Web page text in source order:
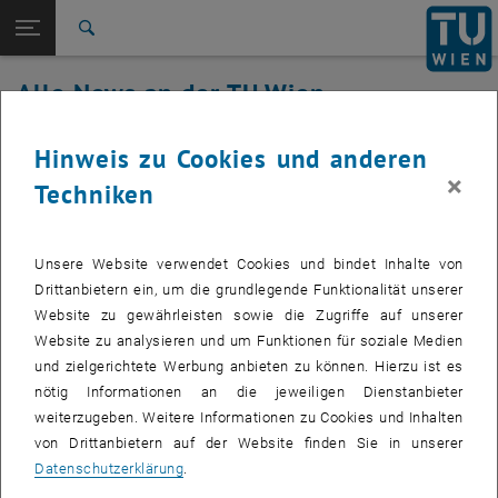
TU Login
Quicklinks
Quicklinks-Menü umschalten
Studium
International
Zur 1. Menü Ebene
Alle News
Zurück: Subseiten von TU Wien Startseite auflisten
Zurück zur letzten Ebene:
TU Wien Startseite
Alle News an der TU Wien
27. Juni 2019
NI LabVIEW 2018 Fall für
Erstellt vonSimon Bernhard
Die neue Produktversion steht allen registrierten
Lizenznehmern ab sofort auf dem Software Server -
swd.tuwien.ac.at - zur Verfügung.
Hinweis zu Cookies und anderen
Techniken
×
Unsere Website verwendet Cookies und bindet Inhalte von
Drittanbietern ein, um die grundlegende Funktionalität unserer
Website zu gewährleisten sowie die Zugriffe auf unserer
Website zu analysieren und um Funktionen für soziale Medien
und zielgerichtete Werbung anbieten zu können. Hierzu ist es
nötig Informationen an die jeweiligen Dienstanbieter
weiterzugeben. Weitere Informationen zu Cookies und Inhalten
von Drittanbietern auf der Website finden Sie in unserer
Datenschutzerklärung.